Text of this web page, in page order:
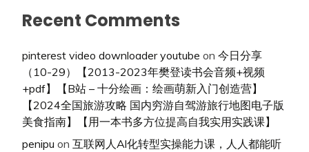
Recent Comments
pinterest video downloader youtube on 今日分享
（10-29）【2013-2023年樊登读书会音频+视频
+pdf】【B站 – 十分绘画：绘画萌新入门创造营】
【2024全国旅游攻略 国内穷游自驾游旅行地图电子版
美食指南】【用一本书多方位提高自我实用实践课】
penipu on 互联网人Al化转型实操能力课，人人都能听